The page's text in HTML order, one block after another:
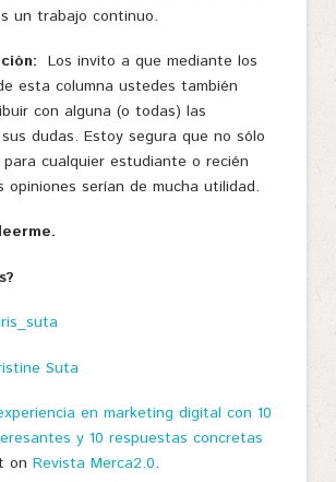
un trabajo continuo.
Los invito a que mediante los
esta columna ustedes también
con alguna (o todas) las
dudas. Estoy segura que no sólo
cualquier estudiante o recién
opiniones serían de mucha utilidad.
Suta
en marketing digital con 10
y 10 respuestas concretas
on Revista Merca2.0.